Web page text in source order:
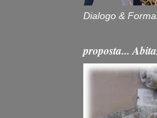
Dialogo &
proposta...